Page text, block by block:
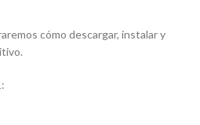
cómo descargar, instalar y